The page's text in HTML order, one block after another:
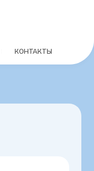
КОНТАКТЫ